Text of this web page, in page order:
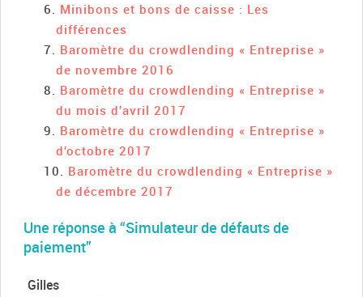
Minibons et bons de caisse : Les
différences
Baromètre du crowdlending « Entreprise »
de novembre 2016
Baromètre du crowdlending « Entreprise »
du mois d’avril 2017
Baromètre du crowdlending « Entreprise »
d’octobre 2017
Baromètre du crowdlending « Entreprise »
de décembre 2017
Une réponse à “Simulateur de défauts de
paiement”
Gilles